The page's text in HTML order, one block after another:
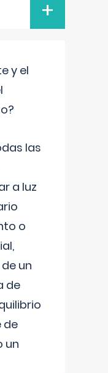
+
y el
las
a luz
o
un
de
de
un